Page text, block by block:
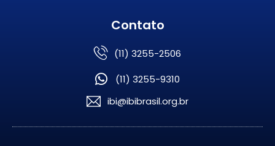
Contato
(11) 3255-2506
(11) 3255-9310
ibi@ibibrasil.org.br